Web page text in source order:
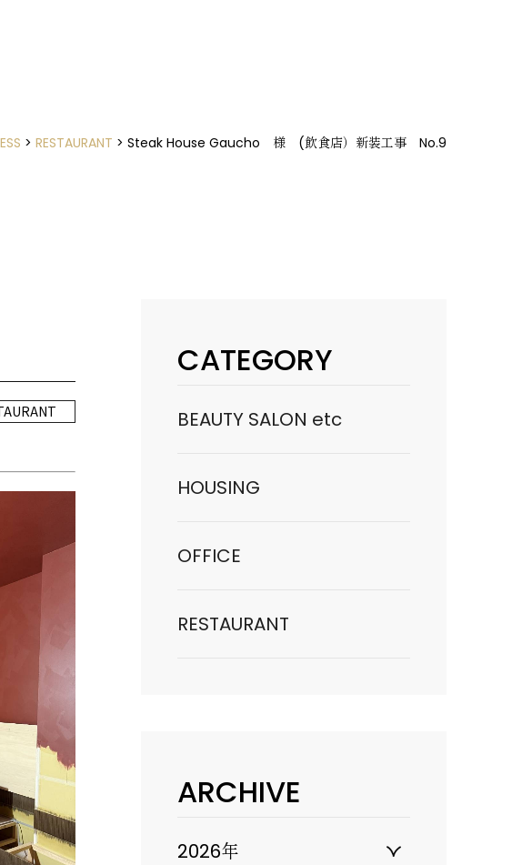
> RESTAURANT > Steak House Gaucho 様 (飲食店）新装工事 No.9
CATEGORY
BEAUTY SALON etc
HOUSING
OFFICE
RESTAURANT
ARCHIVE
2026年